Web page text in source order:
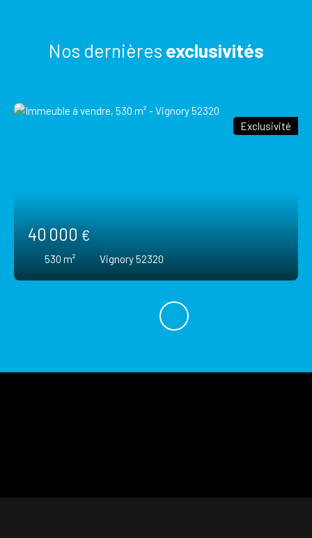
Nos dernières exclusivités
40 000 €
530 m² Vignory 52320
Exclusivité